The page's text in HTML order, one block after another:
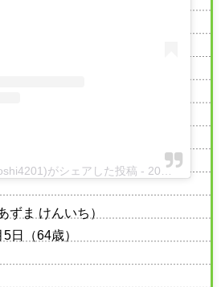
がシェアした投稿 - 2019年 7月月18日午後9時04分PDT
ま けんいち）
日（64歳）